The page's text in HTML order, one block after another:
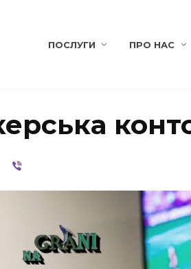
ПОСЛУГИ ПРО НАС